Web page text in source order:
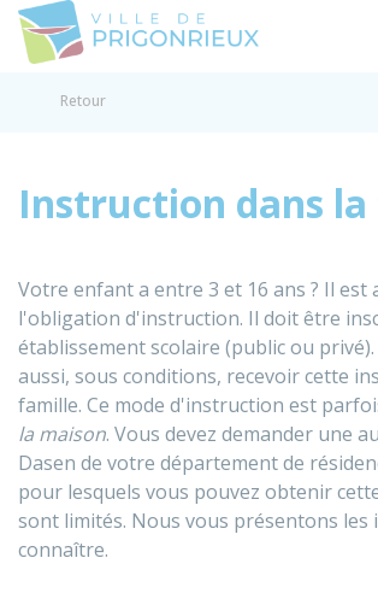
Retour
Instruction dans
Votre enfant a entre 3 et 16 ans ? Il est
l'obligation d'instruction. Il doit être
établissement scolaire (public ou
aussi, sous conditions, recevoir cette
famille. Ce mode d'instruction est
la maison. Vous devez demander une
Dasen de votre département de
pour lesquels vous pouvez obtenir
sont limités. Nous vous présentons les
connaître.